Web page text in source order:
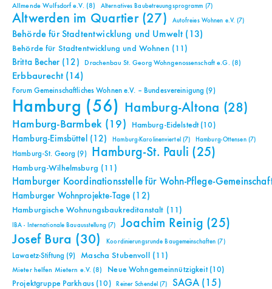
Allmende Wulfsdorf e.V. (8) Alternatives Baubetreuungsprogramm (7)
Altwerden im Quartier(27) Autofreies Wohnen e.V. (7)
Behörde für Stadtentwicklung und Umwelt (13)
Behörde für Stadtentwicklung und Wohnen(11)
Britta Becher(12) Drachenbau St. Georg Wohngenossenschaft e.G. (8)
Erbbaurecht(14)
Forum Gemeinschaftliches Wohnen e.V. – Bundesvereinigung (9)
Hamburg (56) Hamburg-Altona (28)
Hamburg-Barmbek(19) Hamburg-Eidelstedt(10)
Hamburg-Eimsbüttel (12) Hamburg-Karolinenviertel (7) Hamburg-Ottensen(7)
Hamburg-St. Georg (9) Hamburg-St. Pauli (25)
Hamburg-Wilhelmsburg (11)
Hamburger Koordinationsstelle für Wohn-Pflege-
Hamburger Wohnprojekte-Tage (12)
Hamburgische Wohnungsbaukreditanstalt (11)
IBA - Internationale Bauausstellung (7) Joachim Reinig (25)
Josef Bura (30) Koordinierungsrunde Baugemeinschaften (7)
Lawaetz-Stiftung (9) Mascha Stubenvoll (11)
Mieter helfen Mietern e.V. (8) Neue Wohngemeinnützigkeit(10)
Projektgruppe Parkhaus (10) Reiner Schendel (7) SAGA(15)